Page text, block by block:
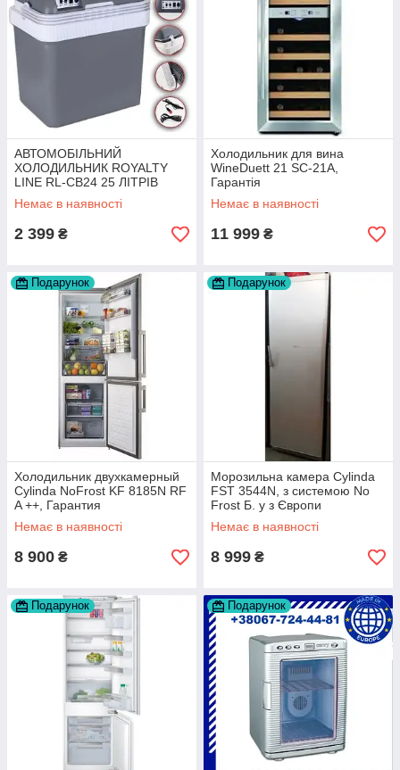
АВТОМОБІЛЬНИЙ
ХОЛОДИЛЬНИК ROYALTY
LINE RL-CB24 25 ЛІТРІВ
Немає в наявності
2 399 ₴
Холодильник для вина
WineDuett 21 SC-21A,
Гарантія
Немає в наявності
11 999 ₴
Подарунок
Холодильник двухкамерный
Cylinda NoFrost KF 8185N RF
A ++, Гарантия
Немає в наявності
8 900 ₴
Подарунок
Морозильна камера Cylinda
FST 3544N, з системою No
Frost Б. у з Європи
Немає в наявності
8 999 ₴
Подарунок Подарунок